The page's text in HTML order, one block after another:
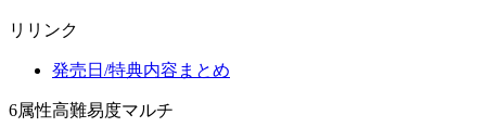
リリンク
発売日/特典内容まとめ
6属性高難易度マルチ